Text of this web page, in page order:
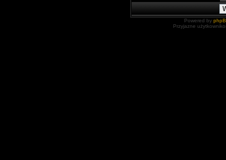
Powered by
Przyjazne